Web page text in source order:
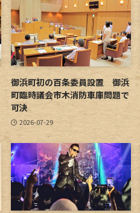
御浜町初の百条委員設置 御浜
町臨時議会市木消防車庫問題で
可決
2026-07-29